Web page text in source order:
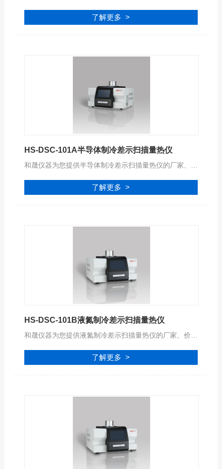
了解更多 >
HS-DSC-101A半导体制冷差示扫描量热仪
了解更多 >
HS-DSC-101B液氮制冷差示扫描量热仪
了解更多 >